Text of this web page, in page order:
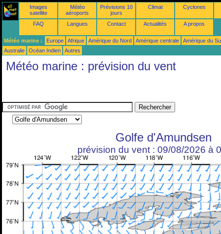
Images
satellite
Météo
aéroports
Prévisions 10
jours
Climat Cyclones
FAQ Langues Contact Actualités A propos
Météo marine : Europe Afrique Amérique du Nord Amérique centrale
Amérique du
Australie
Océan Indien Autres
Météo marine : prévision du vent
Golfe d'Amundsen
prévision du vent : 09/08/2026 à